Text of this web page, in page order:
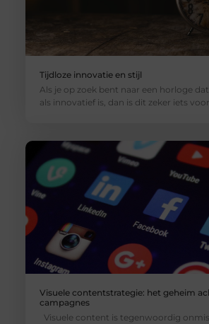
Tijdloze innovatie en stijl
Als je op zoek bent naar een horloge
als innovatief is, dan is dit zeker iets voor
Visuele contentstrategie: het geheim
campagnes
Visuele content is tegenwoordig